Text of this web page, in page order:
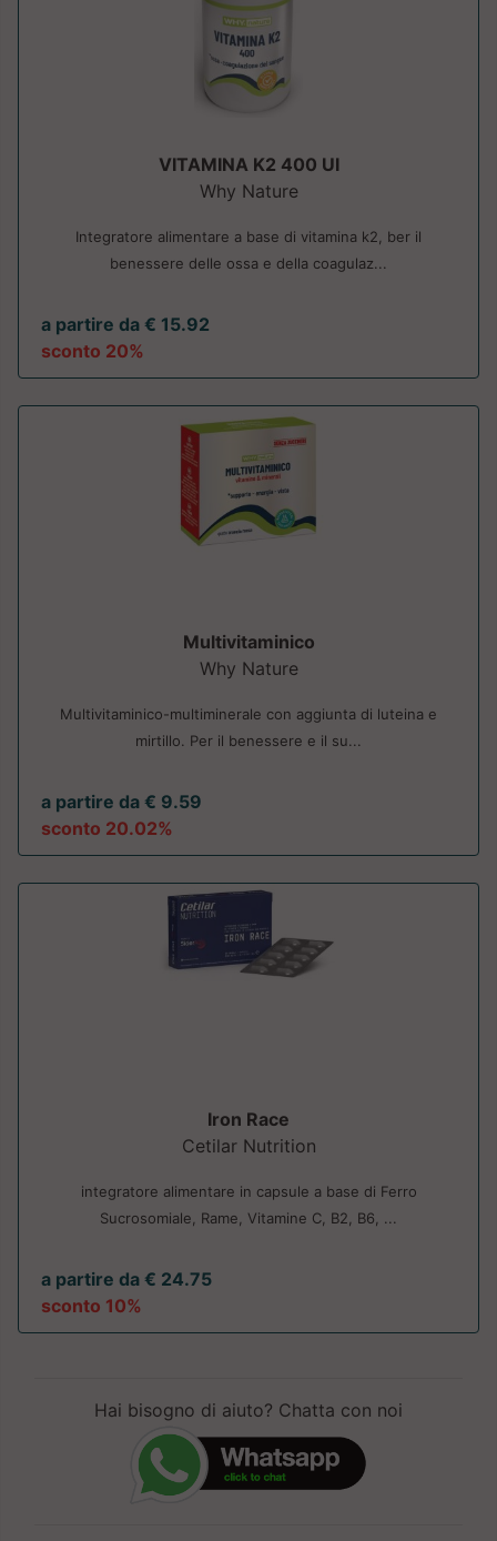
VITAMINA K2 400 UI
Why Nature
Integratore alimentare a base di vitamina k2, ber il
benessere delle ossa e della coagulaz...
a partire da € 15.92
sconto 20%
Multivitaminico
Why Nature
Multivitaminico-multiminerale con aggiunta di luteina e
mirtillo. Per il benessere e il su...
a partire da € 9.59
sconto 20.02%
Iron Race
Cetilar Nutrition
integratore alimentare in capsule a base di Ferro
Sucrosomiale, Rame, Vitamine C, B2, B6, ...
a partire da € 24.75
sconto 10%
Hai bisogno di aiuto? Chatta con noi